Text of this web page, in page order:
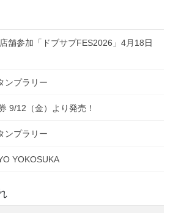
舗参加「ドブサブFES2026」4月18日
ンプラリー
9/12（金）より発売！
ンプラリー
YOKOSUKA